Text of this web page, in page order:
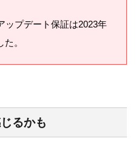
ップデート保証は2023年
。
るかも